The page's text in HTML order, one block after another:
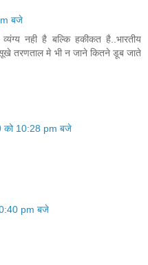
बजे
नही है बल्कि हकीकत है..भारतीय
तरणताल मे भी न जाने कितने डूब जाते
को 10:28 pm बजे
pm बजे